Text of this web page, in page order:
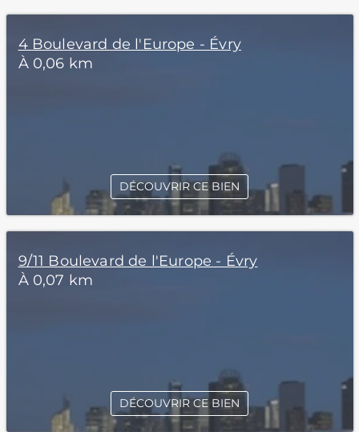
4 Boulevard de l'Europe - Évry
À 0,06 km
DÉCOUVRIR CE BIEN
9/11 Boulevard de l'Europe - Évry
À 0,07 km
DÉCOUVRIR CE BIEN